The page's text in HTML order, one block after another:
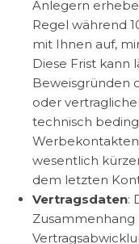
Anlegern
Regel während
mit Ihnen auf,
Diese Frist kann
Beweisgründen
oder
technisch
wesentlich
dem letzten
Vertragsdaten:
Zusammenhang